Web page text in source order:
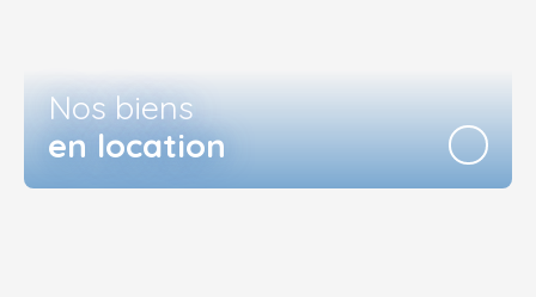
Nos biens
en location